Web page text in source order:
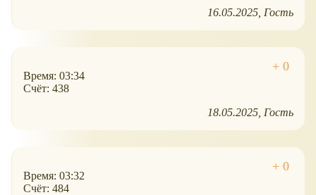
16.05.2025 Гость
Время: 03:34
Счёт: 438
18.05.2025 Гость
Время: 03:32
Счёт: 484